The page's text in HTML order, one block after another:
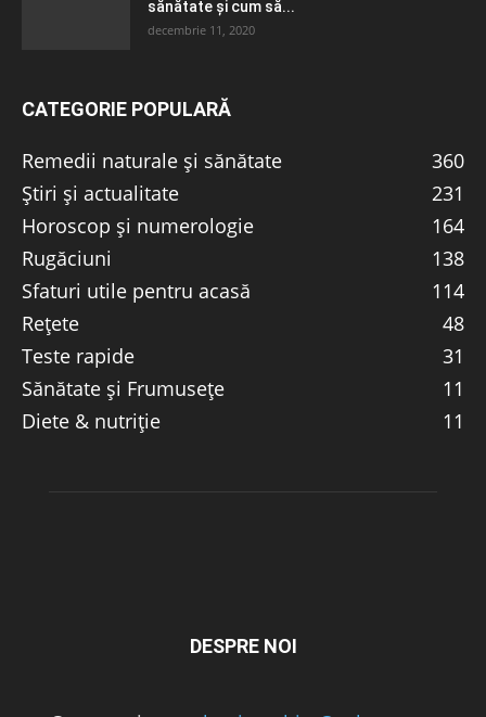
sănătate și cum să...
decembrie 11, 2020
CATEGORIE POPULARĂ
Remedii naturale și sănătate
360
Știri și actualitate
231
Horoscop și numerologie
164
Rugăciuni
138
Sfaturi utile pentru acasă
114
Rețete
48
Teste rapide
31
Sănătate și Frumusețe
11
Diete & nutriție
11
DESPRE NOI